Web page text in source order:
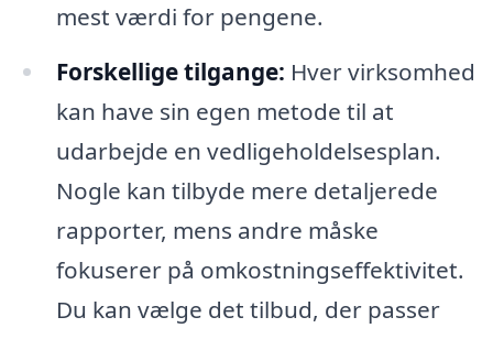
mest værdi for pengene.
Forskellige tilgange: Hver virksomhed
kan have sin egen metode til at
udarbejde en vedligeholdelsesplan.
Nogle kan tilbyde mere detaljerede
rapporter, mens andre måske
fokuserer på omkostningseffektivitet.
Du kan vælge det tilbud, der passer